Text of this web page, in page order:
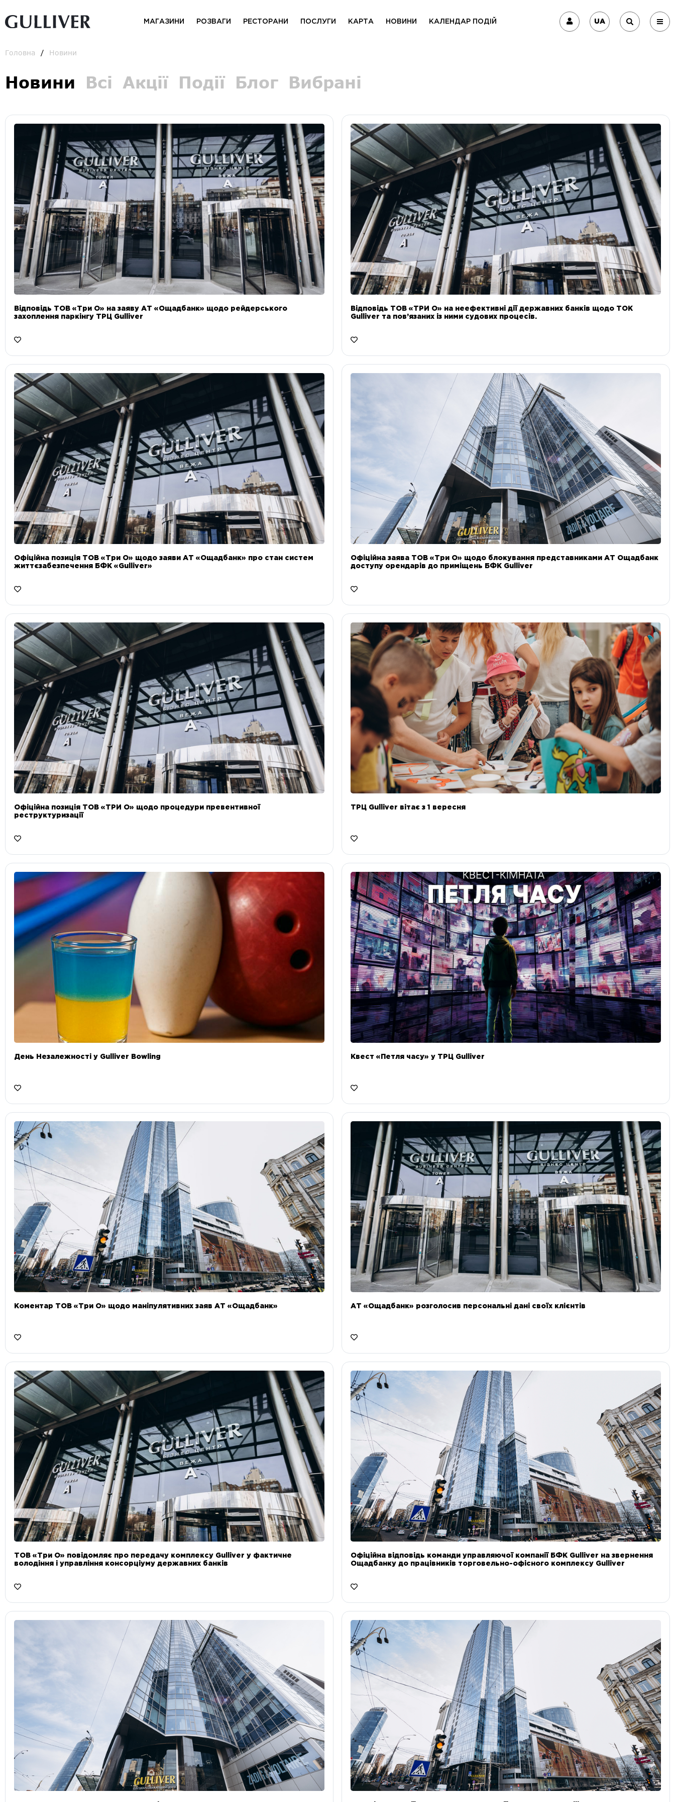
МАГАЗИНИ РОЗВАГИ РЕСТОРАНИ ПОСЛУГИ КАРТА НОВИНИ КАЛЕНДАР ПОДІЙ UA
Головна Новини
Новини Всі Акції Події Блог Вибрані
Відповідь ТОВ «Три О» на заяву АТ «Ощадбанк» щодо рейдерського
захоплення паркінгу ТРЦ Gulliver
Відповідь ТОВ «ТРИ О» на неефективні дії державних банків щодо ТОК
Gulliver та пов’язаних із ними судових процесів.
Офіційна позиція ТОВ «Три О» щодо заяви АТ «Ощадбанк» про стан систем
життєзабезпечення БФК «Gulliver»
Офіційна заява ТОВ «Три О» щодо блокування представниками АТ Ощадбанк
доступу орендарів до приміщень БФК Gulliver
Офіційна позиція ТОВ «ТРИ О» щодо процедури превентивної
реструктуризації
ТРЦ Gulliver вітає з 1 вересня
День Незалежності у Gulliver Bowling Квест «Петля часу» у ТРЦ Gulliver
Коментар ТОВ «Три О» щодо маніпулятивних заяв АТ «Ощадбанк» АТ «Ощадбанк» розголосив персональні дані своїх клієнтів
ТОВ «Три О» повідомляє про передачу комплексу Gulliver у фактичне
володіння і управління консорціуму державних банків
Офіційна відповідь команди управляючої компанії БФК Gulliver на звернення
Ощадбанку до працівників торговельно-офісного комплексу Gulliver